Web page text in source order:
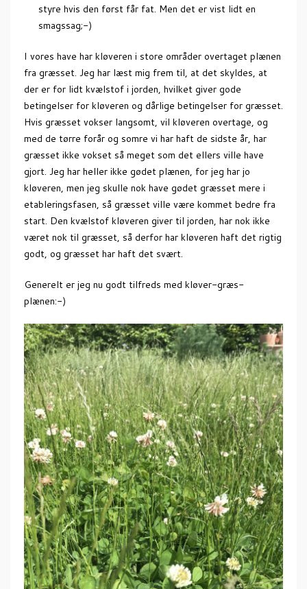
styre hvis den først får fat. Men det er vist lidt en
smagssag;-)
I vores have har kløveren i store områder overtaget plænen
fra græsset. Jeg har læst mig frem til, at det skyldes, at
der er for lidt kvælstof i jorden, hvilket giver gode
betingelser for kløveren og dårlige betingelser for græsset.
Hvis græsset vokser langsomt, vil kløveren overtage, og
med de tørre forår og somre vi har haft de sidste år, har
græsset ikke vokset så meget som det ellers ville have
gjort. Jeg har heller ikke gødet plænen, for jeg har jo
kløveren, men jeg skulle nok have gødet græsset mere i
etableringsfasen, så græsset ville være kommet bedre fra
start. Den kvælstof kløveren giver til jorden, har nok ikke
været nok til græsset, så derfor har kløveren haft det rigtig
godt, og græsset har haft det svært.
Generelt er jeg nu godt tilfreds med kløver-græs-
plænen:-)